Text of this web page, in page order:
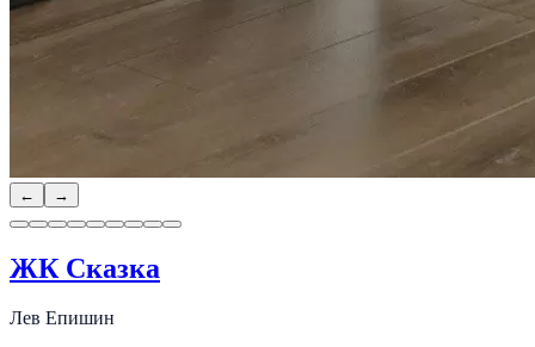
← →
ЖК Сказка
Лев Епишин